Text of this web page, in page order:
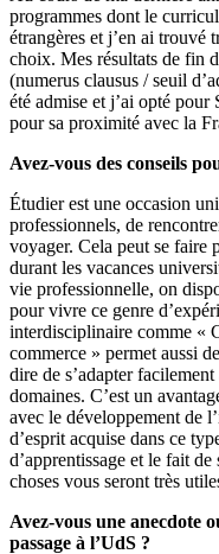
programmes dont le
étrangères et j’en ai trouvé
choix. Mes résultats de fin
(numerus clausus / seuil
été admise et j’ai opté
pour sa proximité avec la
Avez-vous des conseils
Étudier est une occasion
professionnels, de
voyager. Cela peut se faire
durant les vacances
vie professionnelle, on
pour vivre ce genre
interdisciplinaire comme «
commerce » permet aussi
dire de s’adapter
domaines. C’est un
avec le développement de
d’esprit acquise dans ce
d’apprentissage et le fait
choses vous seront très
Avez-vous une anecdote
passage à l’UdS ?